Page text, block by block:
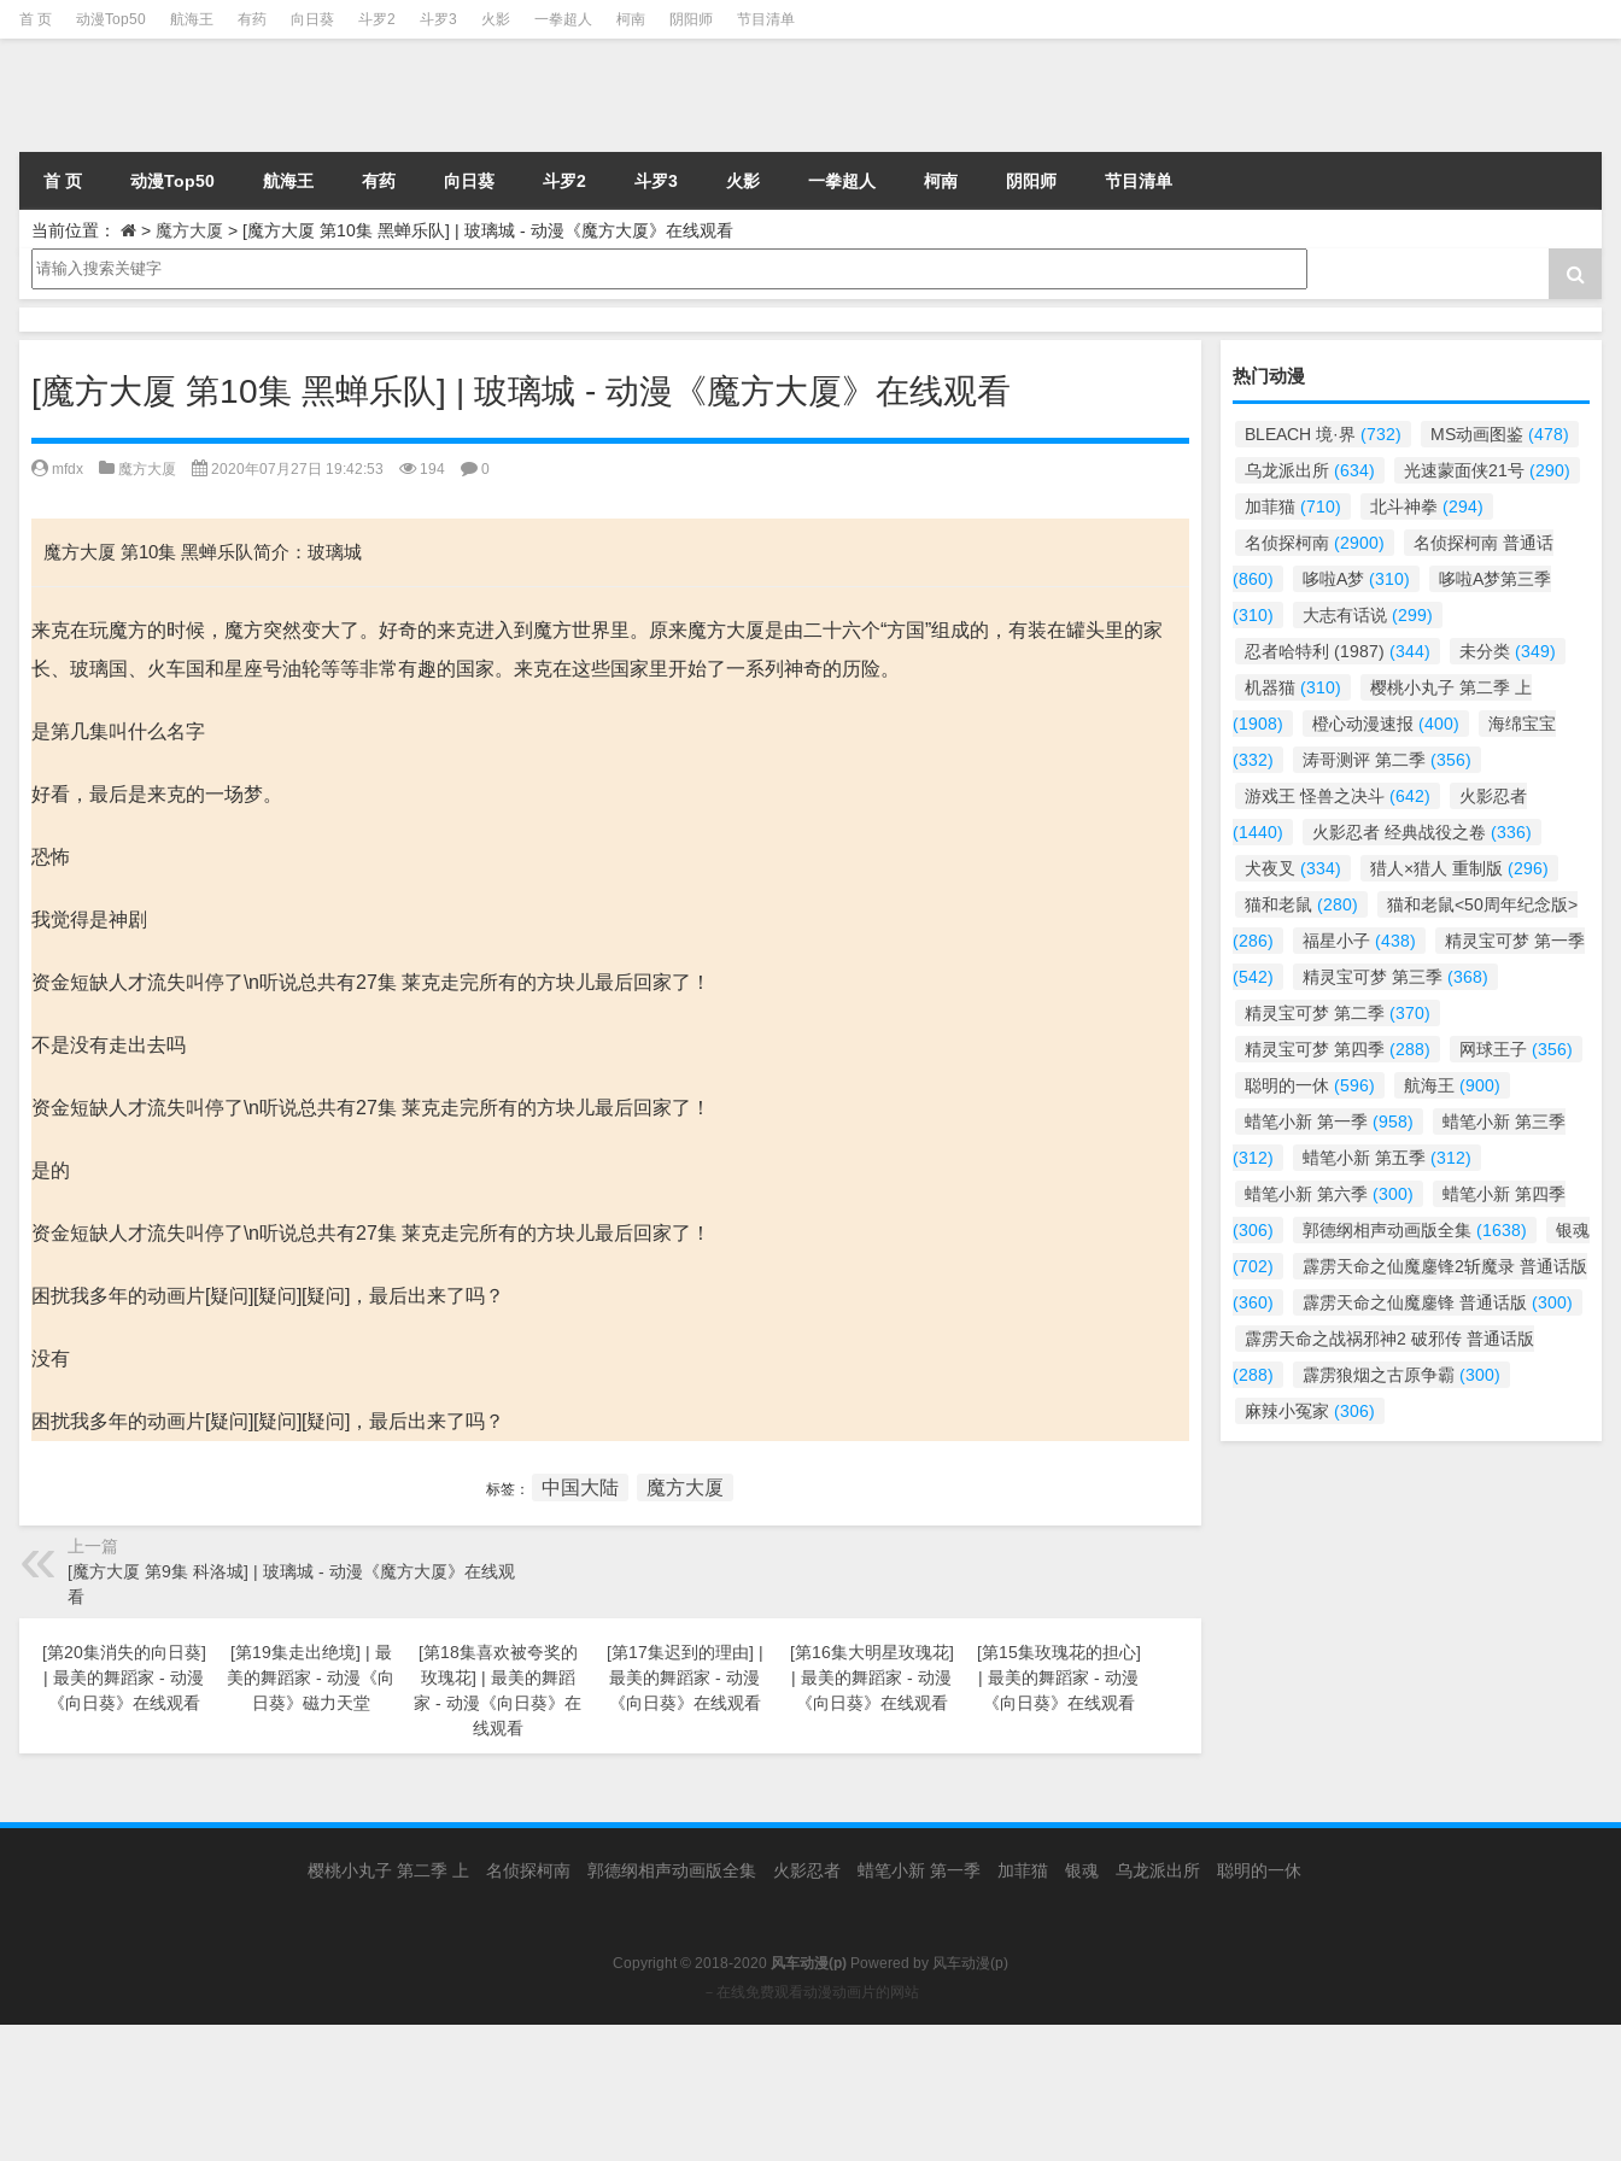
首 页 动漫Top50 航海王 有药 向日葵 斗罗2 斗罗3 火影 一拳超人 柯南 阴阳师 节目清单
首 页 动漫Top50 航海王 有药 向日葵 斗罗2 斗罗3 火影 一拳超人 柯南 阴阳师 节目清单
当前位置： > 魔方大厦 > [魔方大厦 第10集 黑蝉乐队] | 玻璃城 - 动漫《魔方大厦》在线观看
[魔方大厦 第10集 黑蝉乐队] | 玻璃城 - 动漫《魔方大厦》在线观看
mfdx 魔方大厦 2020年07月27日 19:42:53 194 0
魔方大厦 第10集 黑蝉乐队简介：玻璃城
来克在玩魔方的时候，魔方突然变大了。好奇的来克进入到魔方世界里。原来魔方大厦是由二十六个“方国”组成的，有装在罐头里的家
长、玻璃国、火车国和星座号油轮等等非常有趣的国家。来克在这些国家里开始了一系列神奇的历险。
是第几集叫什么名字
好看，最后是来克的一场梦。
恐怖
我觉得是神剧
资金短缺人才流失叫停了\n听说总共有27集 莱克走完所有的方块儿最后回家了！
不是没有走出去吗
资金短缺人才流失叫停了\n听说总共有27集 莱克走完所有的方块儿最后回家了！
是的
资金短缺人才流失叫停了\n听说总共有27集 莱克走完所有的方块儿最后回家了！
困扰我多年的动画片[疑问][疑问][疑问]，最后出来了吗？
没有
困扰我多年的动画片[疑问][疑问][疑问]，最后出来了吗？
标签： 中国大陆 魔方大厦
上一篇
[魔方大厦 第9集 科洛城] | 玻璃城 - 动漫《魔方大厦》在线观
看
[第20集消失的向日葵]
| 最美的舞蹈家 - 动漫
《向日葵》在线观看
[第19集走出绝境] | 最
美的舞蹈家 - 动漫《向
日葵》磁力天堂
[第18集喜欢被夸奖的
玫瑰花] | 最美的舞蹈
家 - 动漫《向日葵》在
线观看
[第17集迟到的理由] |
最美的舞蹈家 - 动漫
《向日葵》在线观看
[第16集大明星玫瑰花]
| 最美的舞蹈家 - 动漫
《向日葵》在线观看
[第15集玫瑰花的担心]
| 最美的舞蹈家 - 动漫
《向日葵》在线观看
热门动漫
BLEACH 境·界 (732) MS动画图鉴 (478)
乌龙派出所 (634) 光速蒙面侠21号 (290)
加菲猫 (710) 北斗神拳 (294)
名侦探柯南 (2900)
名侦探柯南 普通话
(860)
哆啦A梦 (310)
哆啦A梦第三季
(310)
大志有话说 (299)
忍者哈特利 (1987) (344) 未分类 (349)
机器猫 (310)
樱桃小丸子 第二季 上
(1908)
橙心动漫速报 (400)
海绵宝宝
(332)
涛哥测评 第二季 (356)
游戏王 怪兽之决斗 (642)
火影忍者
(1440)
火影忍者 经典战役之卷 (336)
犬夜叉 (334) 猎人×猎人 重制版 (296)
猫和老鼠 (280)
猫和老鼠<50周年纪念版>
(286)
福星小子 (438)
精灵宝可梦 第一季
(542)
精灵宝可梦 第三季 (368)
精灵宝可梦 第二季 (370)
精灵宝可梦 第四季 (288) 网球王子 (356)
聪明的一休 (596) 航海王 (900)
蜡笔小新 第一季 (958)
蜡笔小新 第三季
(312)
蜡笔小新 第五季 (312)
蜡笔小新 第六季 (300)
蜡笔小新 第四季
(306)
郭德纲相声动画版全集 (1638)
银魂
(702)
霹雳天命之仙魔鏖锋2斩魔录 普通话版
(360)
霹雳天命之仙魔鏖锋 普通话版 (300)
霹雳天命之战祸邪神2 破邪传 普通话版
(288)
霹雳狼烟之古原争霸 (300)
麻辣小冤家 (306)
樱桃小丸子 第二季 上 名侦探柯南 郭德纲相声动画版全集 火影忍者 蜡笔小新 第一季 加菲猫 银魂 乌龙派出所 聪明的一休
Copyright © 2018-2020 风车动漫(p) Powered by 风车动漫(p)
－在线免费观看动漫动画片的网站